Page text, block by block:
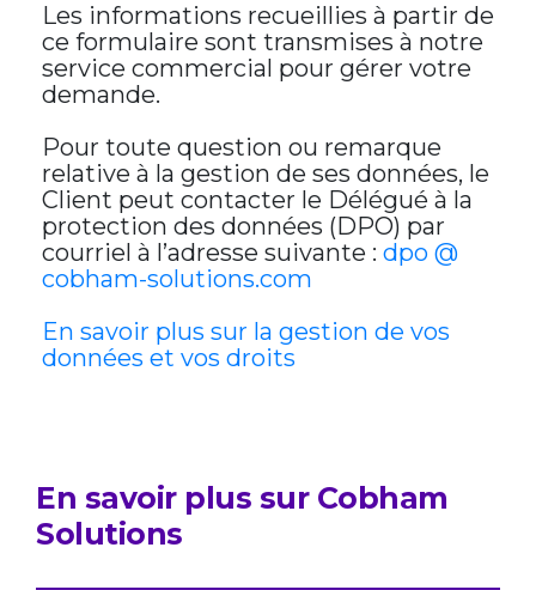
Les informations recueillies à partir de
ce formulaire sont transmises à notre
service commercial pour gérer votre
demande.
Pour toute question ou remarque
relative à la gestion de ses données, le
Client peut contacter le Délégué à la
protection des données (DPO) par
courriel à l’adresse suivante : dpo @
cobham-solutions.com
En savoir plus sur la gestion de vos
données et vos droits
En savoir plus sur Cobham
Solutions